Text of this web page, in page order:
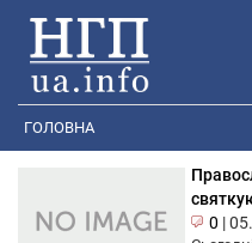
ГОЛОВНА
0 |